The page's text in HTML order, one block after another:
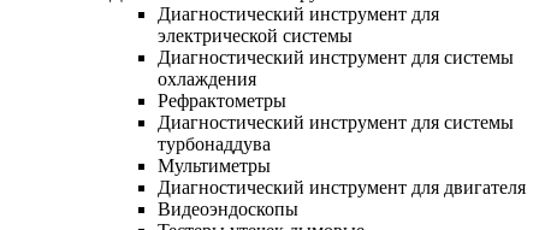
Диагностический инструмент для
электрической системы
Диагностический инструмент для системы
охлаждения
Рефрактометры
Диагностический инструмент для системы
турбонаддува
Мультиметры
Диагностический инструмент для двигателя
Видеоэндоскопы